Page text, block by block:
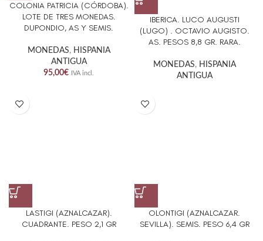
COLONIA PATRICIA (CÓRDOBA).
LOTE DE TRES MONEDAS.
DUPONDIO, AS Y SEMIS.
MONEDAS, HISPANIA
ANTIGUA
95,00€ IVA incl.
IBERICA. LUCO AUGUSTI
(LUGO) . OCTAVIO AUGISTO.
AS. PESOS 8,8 GR. RARA.
MONEDAS, HISPANIA
ANTIGUA
LASTIGI (AZNALCAZAR).
CUADRANTE. PESO 2,1 GR
OLONTIGI (AZNALCAZAR.
SEVILLA). SEMIS. PESO 6,4 GR